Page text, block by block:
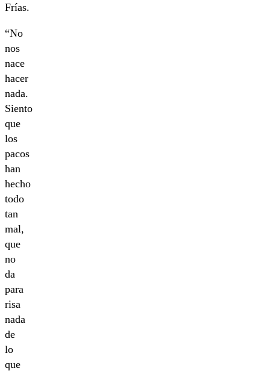
Frías.
“No
nos
nace
hacer
nada.
Siento
que
los
pacos
han
hecho
todo
tan
mal,
que
no
da
para
risa
nada
de
lo
que